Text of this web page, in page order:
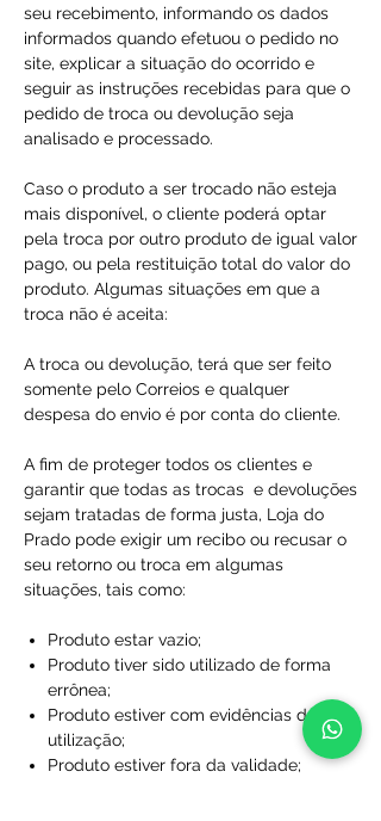
seu recebimento, informando os dados
informados quando efetuou o pedido no
site, explicar a situação do ocorrido e
seguir as instruções recebidas para que o
pedido de troca ou devolução seja
analisado e processado.
Caso o produto a ser trocado não esteja
mais disponível, o cliente poderá optar
pela troca por outro produto de igual valor
pago, ou pela restituição total do valor do
produto. Algumas situações em que a
troca não é aceita:
A troca ou devolução, terá que ser feito
somente pelo Correios e qualquer
despesa do envio é por conta do cliente.
A fim de proteger todos os clientes e
garantir que todas as trocas e devoluções
sejam tratadas de forma justa, Loja do
Prado pode exigir um recibo ou recusar o
seu retorno ou troca em algumas
situações, tais como:
Produto estar vazio;
Produto tiver sido utilizado de forma
errônea;
Produto estiver com evidências de
utilização;
Produto estiver fora da validade;